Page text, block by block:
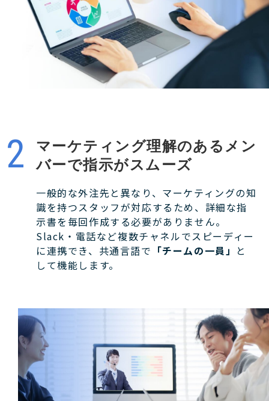
マーケティング理解のあるメン
バーで指示がスムーズ
一般的な外注先と異なり、マーケティングの知
識を持つスタッフが対応するため、詳細な指
示書を毎回作成する必要がありません。
Slack・電話など複数チャネルでスピーディー
に連携でき、共通言語で 「チームの一員」 と
して機能します。